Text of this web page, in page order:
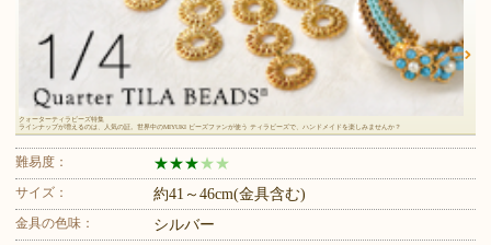
クォーターティラビーズ特集
ラインナップが増えるのは、人気の証。世界中のMIYUKI ビーズファンが使う ティラビーズで、ハンドメイドを楽しみませんか？
難易度： ★★★ ★ ★
サイズ： 約41～46cm(金具含む)
金具の色味： シルバー